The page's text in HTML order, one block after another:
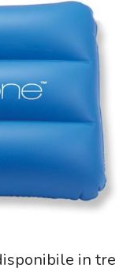
in tre